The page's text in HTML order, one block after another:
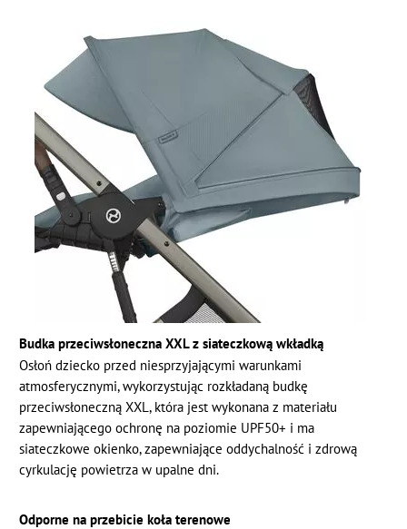
Budka przeciwsłoneczna XXL z siateczkową wkładką
Osłoń dziecko przed niesprzyjającymi warunkami
atmosferycznymi, wykorzystując rozkładaną budkę
przeciwsłoneczną XXL, która jest wykonana z materiału
zapewniającego ochronę na poziomie UPF50+ i ma
siateczkowe okienko, zapewniające oddychalność i zdrową
cyrkulację powietrza w upalne dni.
Odporne na przebicie koła terenowe